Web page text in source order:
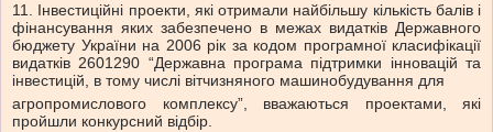
11. Інвестиційні проекти, які отримали найбільшу кількість балів і
фінансування яких забезпечено в межах видатків Державного
бюджету України на 2006 рік за кодом програмної класифікації
видатків 2601290 “Державна програма підтримки інновацій та
інвестицій, в тому числі вітчизняного машинобудування для
агропромислового комплексу”, вважаються проектами, які
пройшли конкурсний відбір.